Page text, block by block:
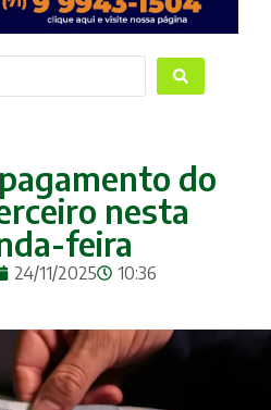
do
nesta
feira
24/11/2025 10:36